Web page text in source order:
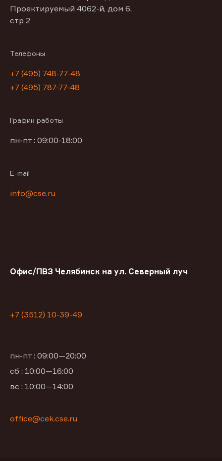
Проектируемый 4062-й, дом 6,
стр 2
Телефоны
+7 (495) 748-77-48
+7 (495) 787-77-48
График работы
пн-пт : 09:00-18:00
E-mail
info@cse.ru
Офис/ПВЗ Челябинск на ул. Северный луч
+7 (3512) 10-39-49
пн-пт : 09:00—20:00
сб : 10:00—16:00
вс : 10:00—14:00
office@cek.cse.ru